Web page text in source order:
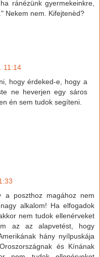
ránézünk gyermekeinkre,
Nekem nem. Kifejtenèd?
11:14
hogy érdeked-e, hogy a
ne heverjen egy sáros
én sem tudok segíteni.
a poszthoz magához nem
alkalom! Ha elfogadok
nem tudok ellenérveket
az az alapvetést, hogy
hány nyílpuskája
és Kínának